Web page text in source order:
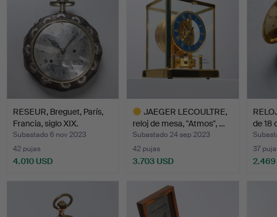
RESEUR, Breguet, París,
Francia, siglo XIX.
Subastado 6 nov 2023
42 pujas
4.010 USD
JAEGER LECOULTRE,
reloj de mesa, "Atmos", …
Subastado 24 sep 2023
42 pujas
3.703 USD
seleccionado
de 18
37
2.469